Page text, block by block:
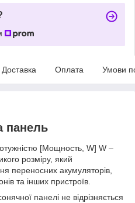
Доставка Оплата Умови
панель
[Мощность, W] W –
розміру, який
переносних акумуляторів,
та інших пристроїв.
панелі не відрізняється